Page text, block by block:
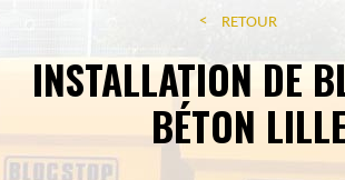
RETOUR
INSTALLATION DE
BÉTON